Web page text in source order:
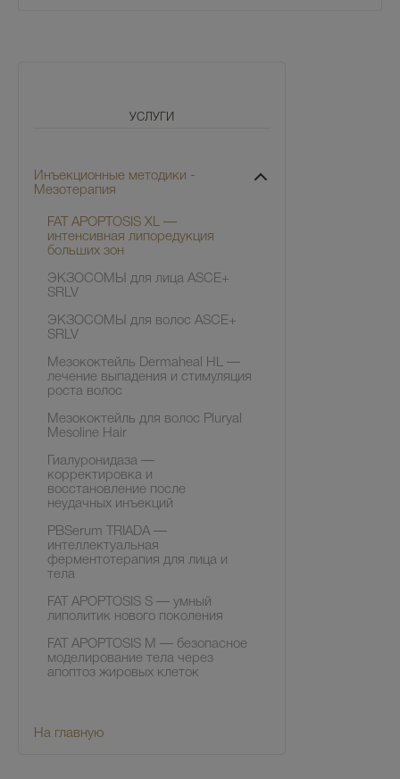
УСЛУГИ
Инъекционные методики -
Мезотерапия
FAT APOPTOSIS XL —
интенсивная липоредукция
больших зон
ЭКЗОСОМЫ для лица ASCE+
SRLV
ЭКЗОСОМЫ для волос ASCE+
SRLV
Мезококтейль Dermaheal HL —
лечение выпадения и стимуляция
роста волос
Мезококтейль для волос Pluryal
Mesoline Hair
Гиалуронидаза —
корректировка и
восстановление после
неудачных инъекций
PBSerum TRIADA —
интеллектуальная
ферментотерапия для лица и
тела
FAT APOPTOSIS S — умный
липолитик нового поколения
FAT APOPTOSIS M — безопасное
моделирование тела через
апоптоз жировых клеток
На главную